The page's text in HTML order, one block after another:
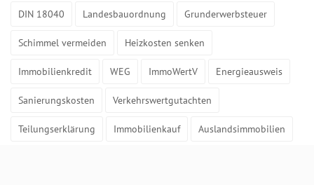
DIN 18040 Landesbauordnung Grunderwerbsteuer
Schimmel vermeiden Heizkosten senken
Immobilienkredit WEG ImmoWertV Energieausweis
Sanierungskosten Verkehrswertgutachten
Teilungserklärung Immobilienkauf Auslandsimmobilien